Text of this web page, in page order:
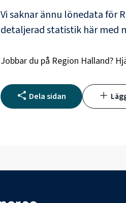
Vi saknar ännu lönedata för
detaljerad statistik här med
Jobbar du på Region Halland?
Dela sidan